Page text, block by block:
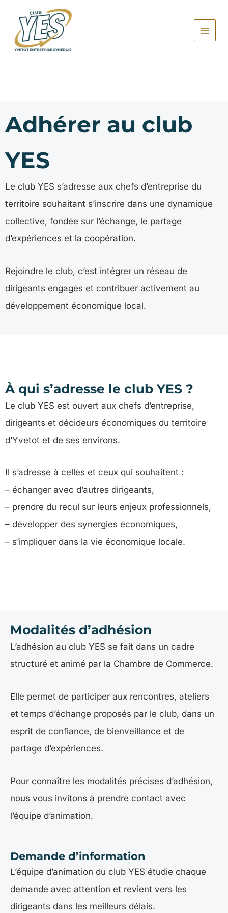
contenu
Adhérer au club
YES
Le club YES s’adresse aux chefs d’entreprise du
territoire souhaitant s’inscrire dans une dynamique
collective, fondée sur l’échange, le partage
d’expériences et la coopération.
Rejoindre le club, c’est intégrer un réseau de
dirigeants engagés et contribuer activement au
développement économique local.
À qui s’adresse le club YES ?
Le club YES est ouvert aux chefs d’entreprise,
dirigeants et décideurs économiques du territoire
d’Yvetot et de ses environs.
Il s’adresse à celles et ceux qui souhaitent :
– échanger avec d’autres dirigeants,
– prendre du recul sur leurs enjeux professionnels,
– développer des synergies économiques,
– s’impliquer dans la vie économique locale.
Modalités d’adhésion
L’adhésion au club YES se fait dans un cadre
structuré et animé par la Chambre de Commerce.
Elle permet de participer aux rencontres, ateliers
et temps d’échange proposés par le club, dans un
esprit de confiance, de bienveillance et de
partage d’expériences.
Pour connaître les modalités précises d’adhésion,
nous vous invitons à prendre contact avec
l’équipe d’animation.
Demande d’information
L’équipe d’animation du club YES étudie chaque
demande avec attention et revient vers les
dirigeants dans les meilleurs délais.